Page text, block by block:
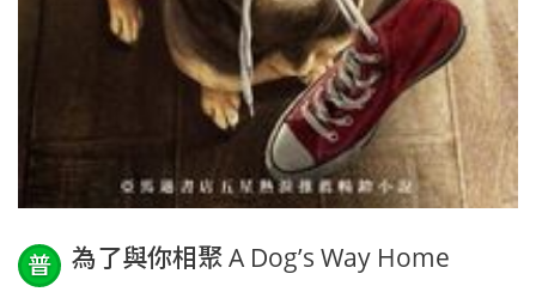
普 為了與你相聚 A Dog’s Way Home